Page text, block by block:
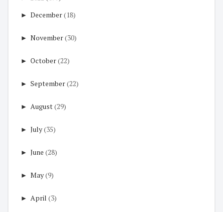
► December(18)
► November(30)
► October(22)
► September(22)
► August(29)
► July(35)
► June (28)
► May(9)
► April (3)